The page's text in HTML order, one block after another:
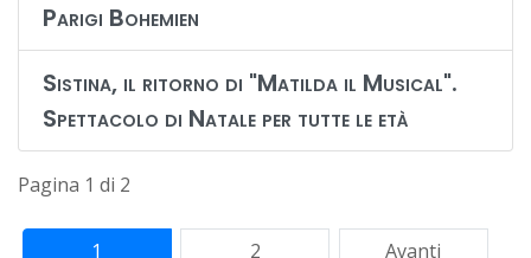
Parigi Bohemien
Sistina, il ritorno di "Matilda il Musical".
Spettacolo di Natale per tutte le età
Pagina 1 di 2
1 2 Avanti